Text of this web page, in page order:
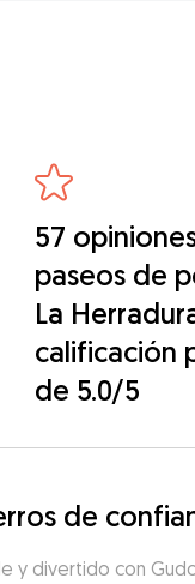
57
paseos de
La
calificación
de 5.0/5
de
y divertido con